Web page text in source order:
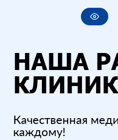
НАША
Качественная
каждому!